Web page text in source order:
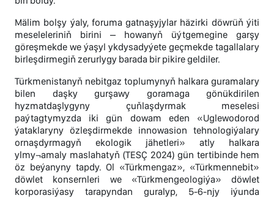
Mälim bolşy ýaly, foruma gatnaşyjylar häzirki döwrüň ýiti
meseleleriniň birini – howanyň üýtgemegine garşy
göreşmekde we ýaşyl ykdysadyýete geçmekde tagallalary
birleşdirmegiň zerurlygy barada bir pikire geldiler.
Türkmenistanyň nebitgaz toplumynyň halkara guramalary
bilen daşky gurşawy goramaga gönükdirilen
hyzmatdaşlygyny çuňlaşdyrmak meselesi
paýtagtymyzda iki gün dowam eden «Uglewodorod
ýataklaryny özleşdirmekde innowasion tehnologiýalary
ornaşdyrmagyň ekologik jähetleri» atly halkara
ylmy¬amaly maslahatyň (TESÇ 2024) gün tertibinde hem
öz beýanyny tapdy. Ol «Türkmengaz», «Türkmennebit»
döwlet konsernleri we «Türkmengeologiýa» döwlet
korporasiýasy tarapyndan guralyp, 5-6-njy iýunda